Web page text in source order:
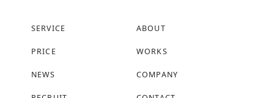
SERVICE ABOUT
PRICE WORKS
NEWS COMPANY